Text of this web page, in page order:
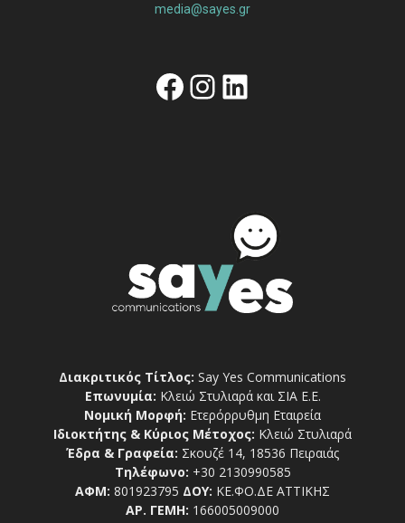
media@sayes.gr
Facebook
Instagram
Linkedin
Διακριτικός Τίτλος: Say Yes Communications
Επωνυμία: Κλειώ Στυλιαρά και ΣΙΑ Ε.Ε.
Νομική Μορφή: Ετερόρρυθμη Εταιρεία
Ιδιοκτήτης & Κύριος Μέτοχος: Κλειώ Στυλιαρά
Έδρα & Γραφεία: Σκουζέ 14, 18536 Πειραιάς
Τηλέφωνο: +30 2130990585
ΑΦΜ: 801923795 ΔΟΥ: ΚΕ.ΦΟ.ΔΕ ΑΤΤΙΚΗΣ
ΑΡ. ΓΕΜΗ: 166005009000